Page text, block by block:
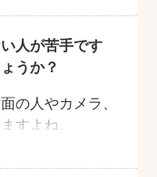
人が苦手です
うか？
の人やカメラ、
すよね。
撮影の実績が
担当いたしま